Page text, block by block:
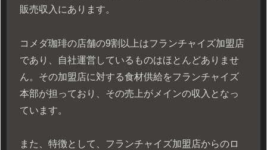
販売収入にあります。
コメダ珈琲の店舗の9割以上はフランチャイズ加盟店
であり、自社運営しているものはほとんどありませ
ん。その加盟店に対する食材供給をフランチャイズ
本部が担っており、その売上がメインの収入となっ
ています。
また、特徴として、フランチャイズ加盟店からのロ